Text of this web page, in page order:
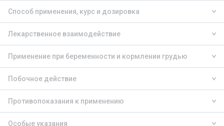
Способ применения, курс и дозировка
Лекарственное взаимодействие
Применение при беременности и кормлении грудью
Побочное действие
Противопоказания к применению
Особые указания